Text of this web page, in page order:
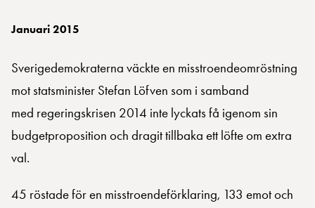
Januari 2015
Sverigedemokraterna väckte en misstroendeomröstning
mot statsminister Stefan Löfven som i samband
med regeringskrisen 2014 inte lyckats få igenom sin
budgetproposition och dragit tillbaka ett löfte om extra
val.
45 röstade för en misstroendeförklaring, 133 emot och